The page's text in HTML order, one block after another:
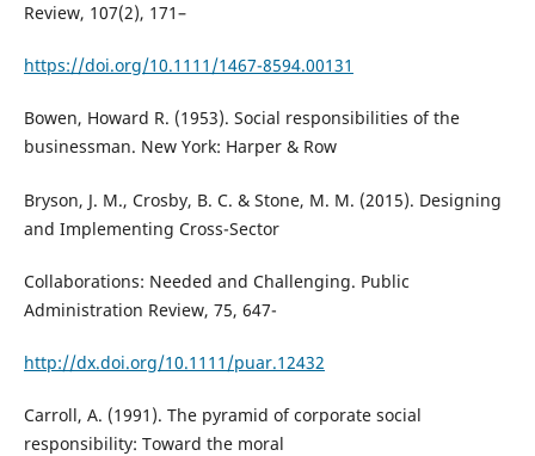
Review, 107(2), 171–
https://doi.org/10.1111/1467-8594.00131
Bowen, Howard R. (1953). Social responsibilities of the
businessman. New York: Harper & Row
Bryson, J. M., Crosby, B. C. & Stone, M. M. (2015). Designing
and Implementing Cross-Sector
Collaborations: Needed and Challenging. Public
Administration Review, 75, 647-
http://dx.doi.org/10.1111/puar.12432
Carroll, A. (1991). The pyramid of corporate social
responsibility: Toward the moral